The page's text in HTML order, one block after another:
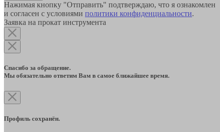
Нажимая кнопку "Отправить" подтверждаю, что я ознакомлен
и согласен с условиями политики конфиденциальности.
Заявка на прокат инструмента
Спасибо за обращение.
Мы обязательно ответим Вам в самое ближайшее время.
Профиль сохранён.